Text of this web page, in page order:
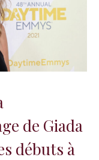
de Giada
débuts à